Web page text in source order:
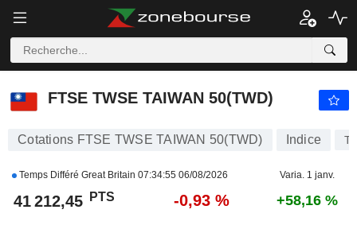
FTSE TWSE TAIWAN 50(TWD) PTS
FTSE TWSE TAIWAN 50(TWD)
Cotations FTSE TWSE TAIWAN 50(TWD) Indice
Temps Différé Great Britain 07:34:55 06/08/2026 Varia. 1 janv.
41 212,45 PTS -0,93 % +58,16 %